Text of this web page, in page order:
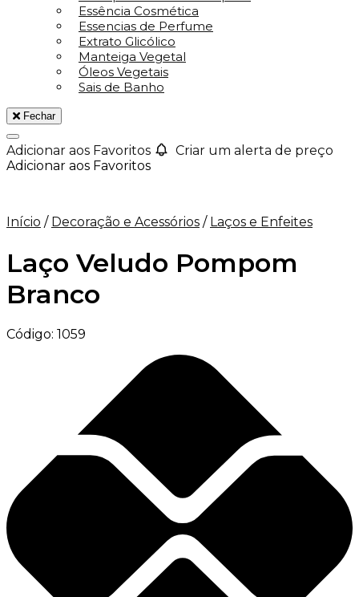
Essência Cosmética
Essencias de Perfume
Extrato Glicólico
Manteiga Vegetal
Óleos Vegetais
Sais de Banho
Fechar
Adicionar aos Favoritos
Criar um alerta de preço
Adicionar aos Favoritos
Início / Decoração e Acessórios / Laços e Enfeites
Laço Veludo Pompom
Branco
Código: 1059